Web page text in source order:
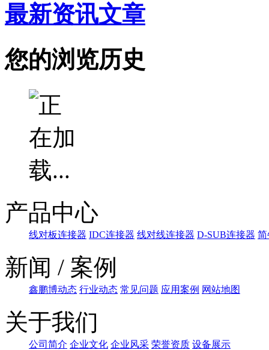
最新资讯文章
您的浏览历史
产品中心
线对板连接器 IDC连接器 线对线连接器 D-SUB连接器 简
新闻 / 案例
鑫鹏博动态 行业动态 常见问题 应用案例 网站地图
关于我们
公司简介 企业文化 企业风采 荣誉资质 设备展示